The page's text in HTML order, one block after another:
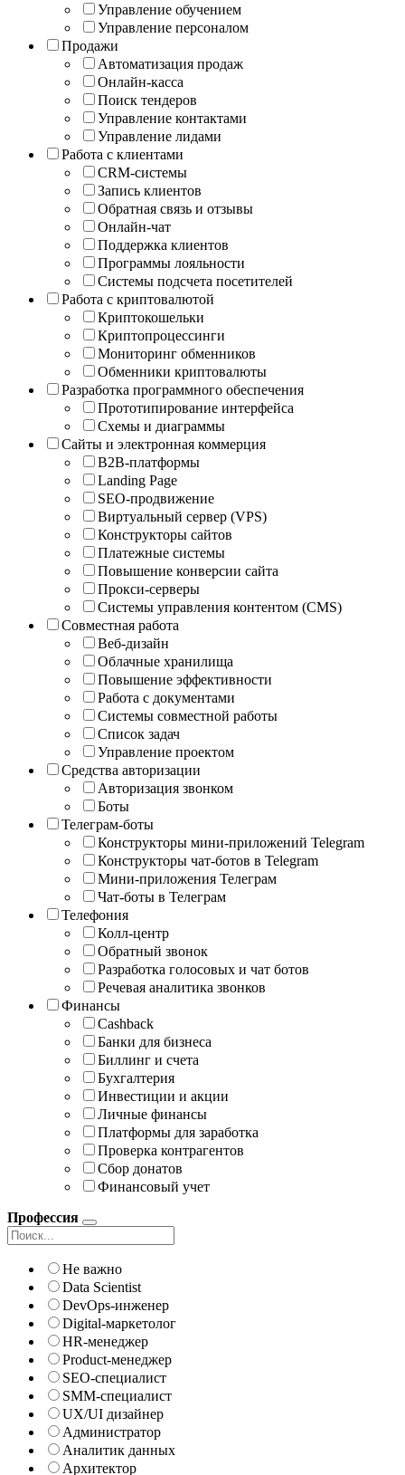
Управление обучением
Управление персоналом
Продажи
Автоматизация продаж
Онлайн-касса
Поиск тендеров
Управление контактами
Управление лидами
Работа с клиентами
CRM-системы
Запись клиентов
Обратная связь и отзывы
Онлайн-чат
Поддержка клиентов
Программы лояльности
Системы подсчета посетителей
Работа с криптовалютой
Криптокошельки
Криптопроцессинги
Мониторинг обменников
Обменники криптовалюты
Разработка программного обеспечения
Прототипирование интерфейса
Схемы и диаграммы
Сайты и электронная коммерция
B2B-платформы
Landing Page
SEO-продвижение
Виртуальный сервер (VPS)
Конструкторы сайтов
Платежные системы
Повышение конверсии сайта
Прокси-серверы
Системы управления контентом (CMS)
Совместная работа
Веб-дизайн
Облачные хранилища
Повышение эффективности
Работа с документами
Системы совместной работы
Список задач
Управление проектом
Средства авторизации
Авторизация звонком
Боты
Телеграм-боты
Конструкторы мини-приложений Telegram
Конструкторы чат-ботов в Telegram
Мини-приложения Телеграм
Чат-боты в Телеграм
Телефония
Колл-центр
Обратный звонок
Разработка голосовых и чат ботов
Речевая аналитика звонков
Финансы
Cashback
Банки для бизнеса
Биллинг и счета
Бухгалтерия
Инвестиции и акции
Личные финансы
Платформы для заработка
Проверка контрагентов
Сбор донатов
Финансовый учет
Профессия
Не важно
Data Scientist
DevOps-инженер
Digital-маркетолог
HR-менеджер
Product-менеджер
SEO-специалист
SMM-специалист
UX/UI дизайнер
Администратор
Аналитик данных
Архитектор